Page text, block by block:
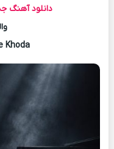
دانلود آهنگ
Khoda